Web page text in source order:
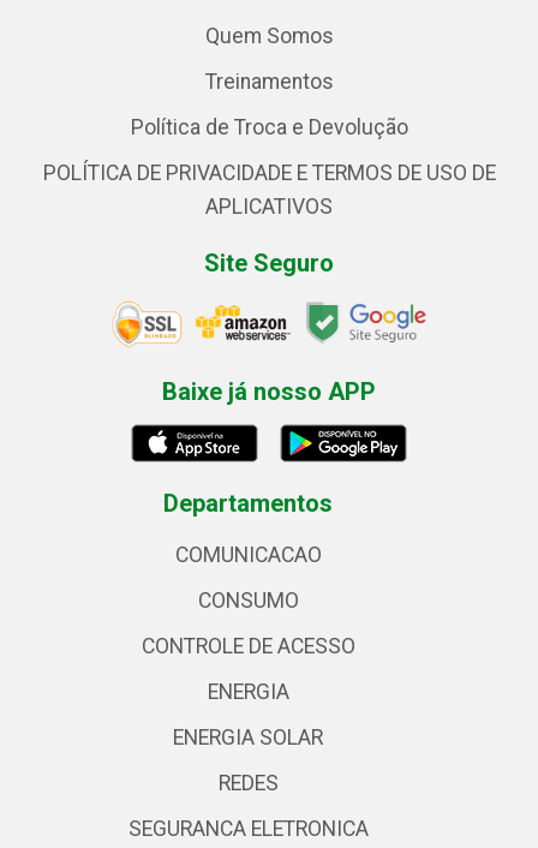
Quem Somos
Treinamentos
Política de Troca e Devolução
POLÍTICA DE PRIVACIDADE E TERMOS DE USO DE
APLICATIVOS
Site Seguro
Baixe já nosso APP
Departamentos
COMUNICACAO
CONSUMO
CONTROLE DE ACESSO
ENERGIA
ENERGIA SOLAR
REDES
SEGURANCA ELETRONICA